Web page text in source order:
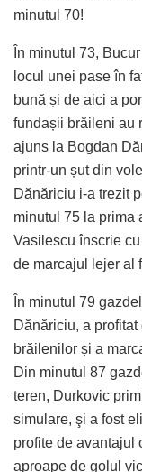
minutul 70!
În minutul 73,
locul unei pase în
bună și de aici a
fundașii brăileni au
ajuns la Bogdan
printr-un șut din
Dănăriciu i-a trezit
minutul 75 la prima
Vasilescu înscrie
de marcajul lejer al
În minutul 79
Dănăriciu, a
brăilenilor și a
Din minutul 87
teren, Durkovic
simulare, şi a fost
profite de avantajul
aproape de golul